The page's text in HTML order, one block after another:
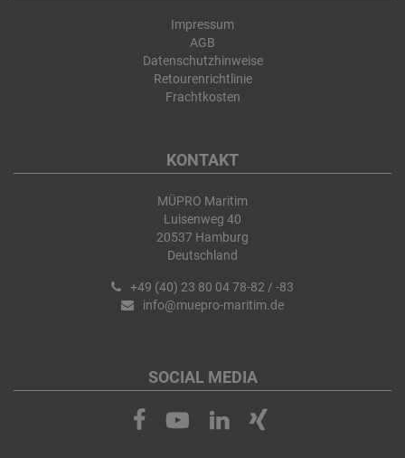
Impressum
AGB
Datenschutzhinweise
Retourenrichtlinie
Frachtkosten
KONTAKT
MÜPRO Maritim
Luisenweg 40
20537 Hamburg
Deutschland
+49 (40) 23 80 04 78-82 / -83
info@muepro-maritim.de
SOCIAL MEDIA